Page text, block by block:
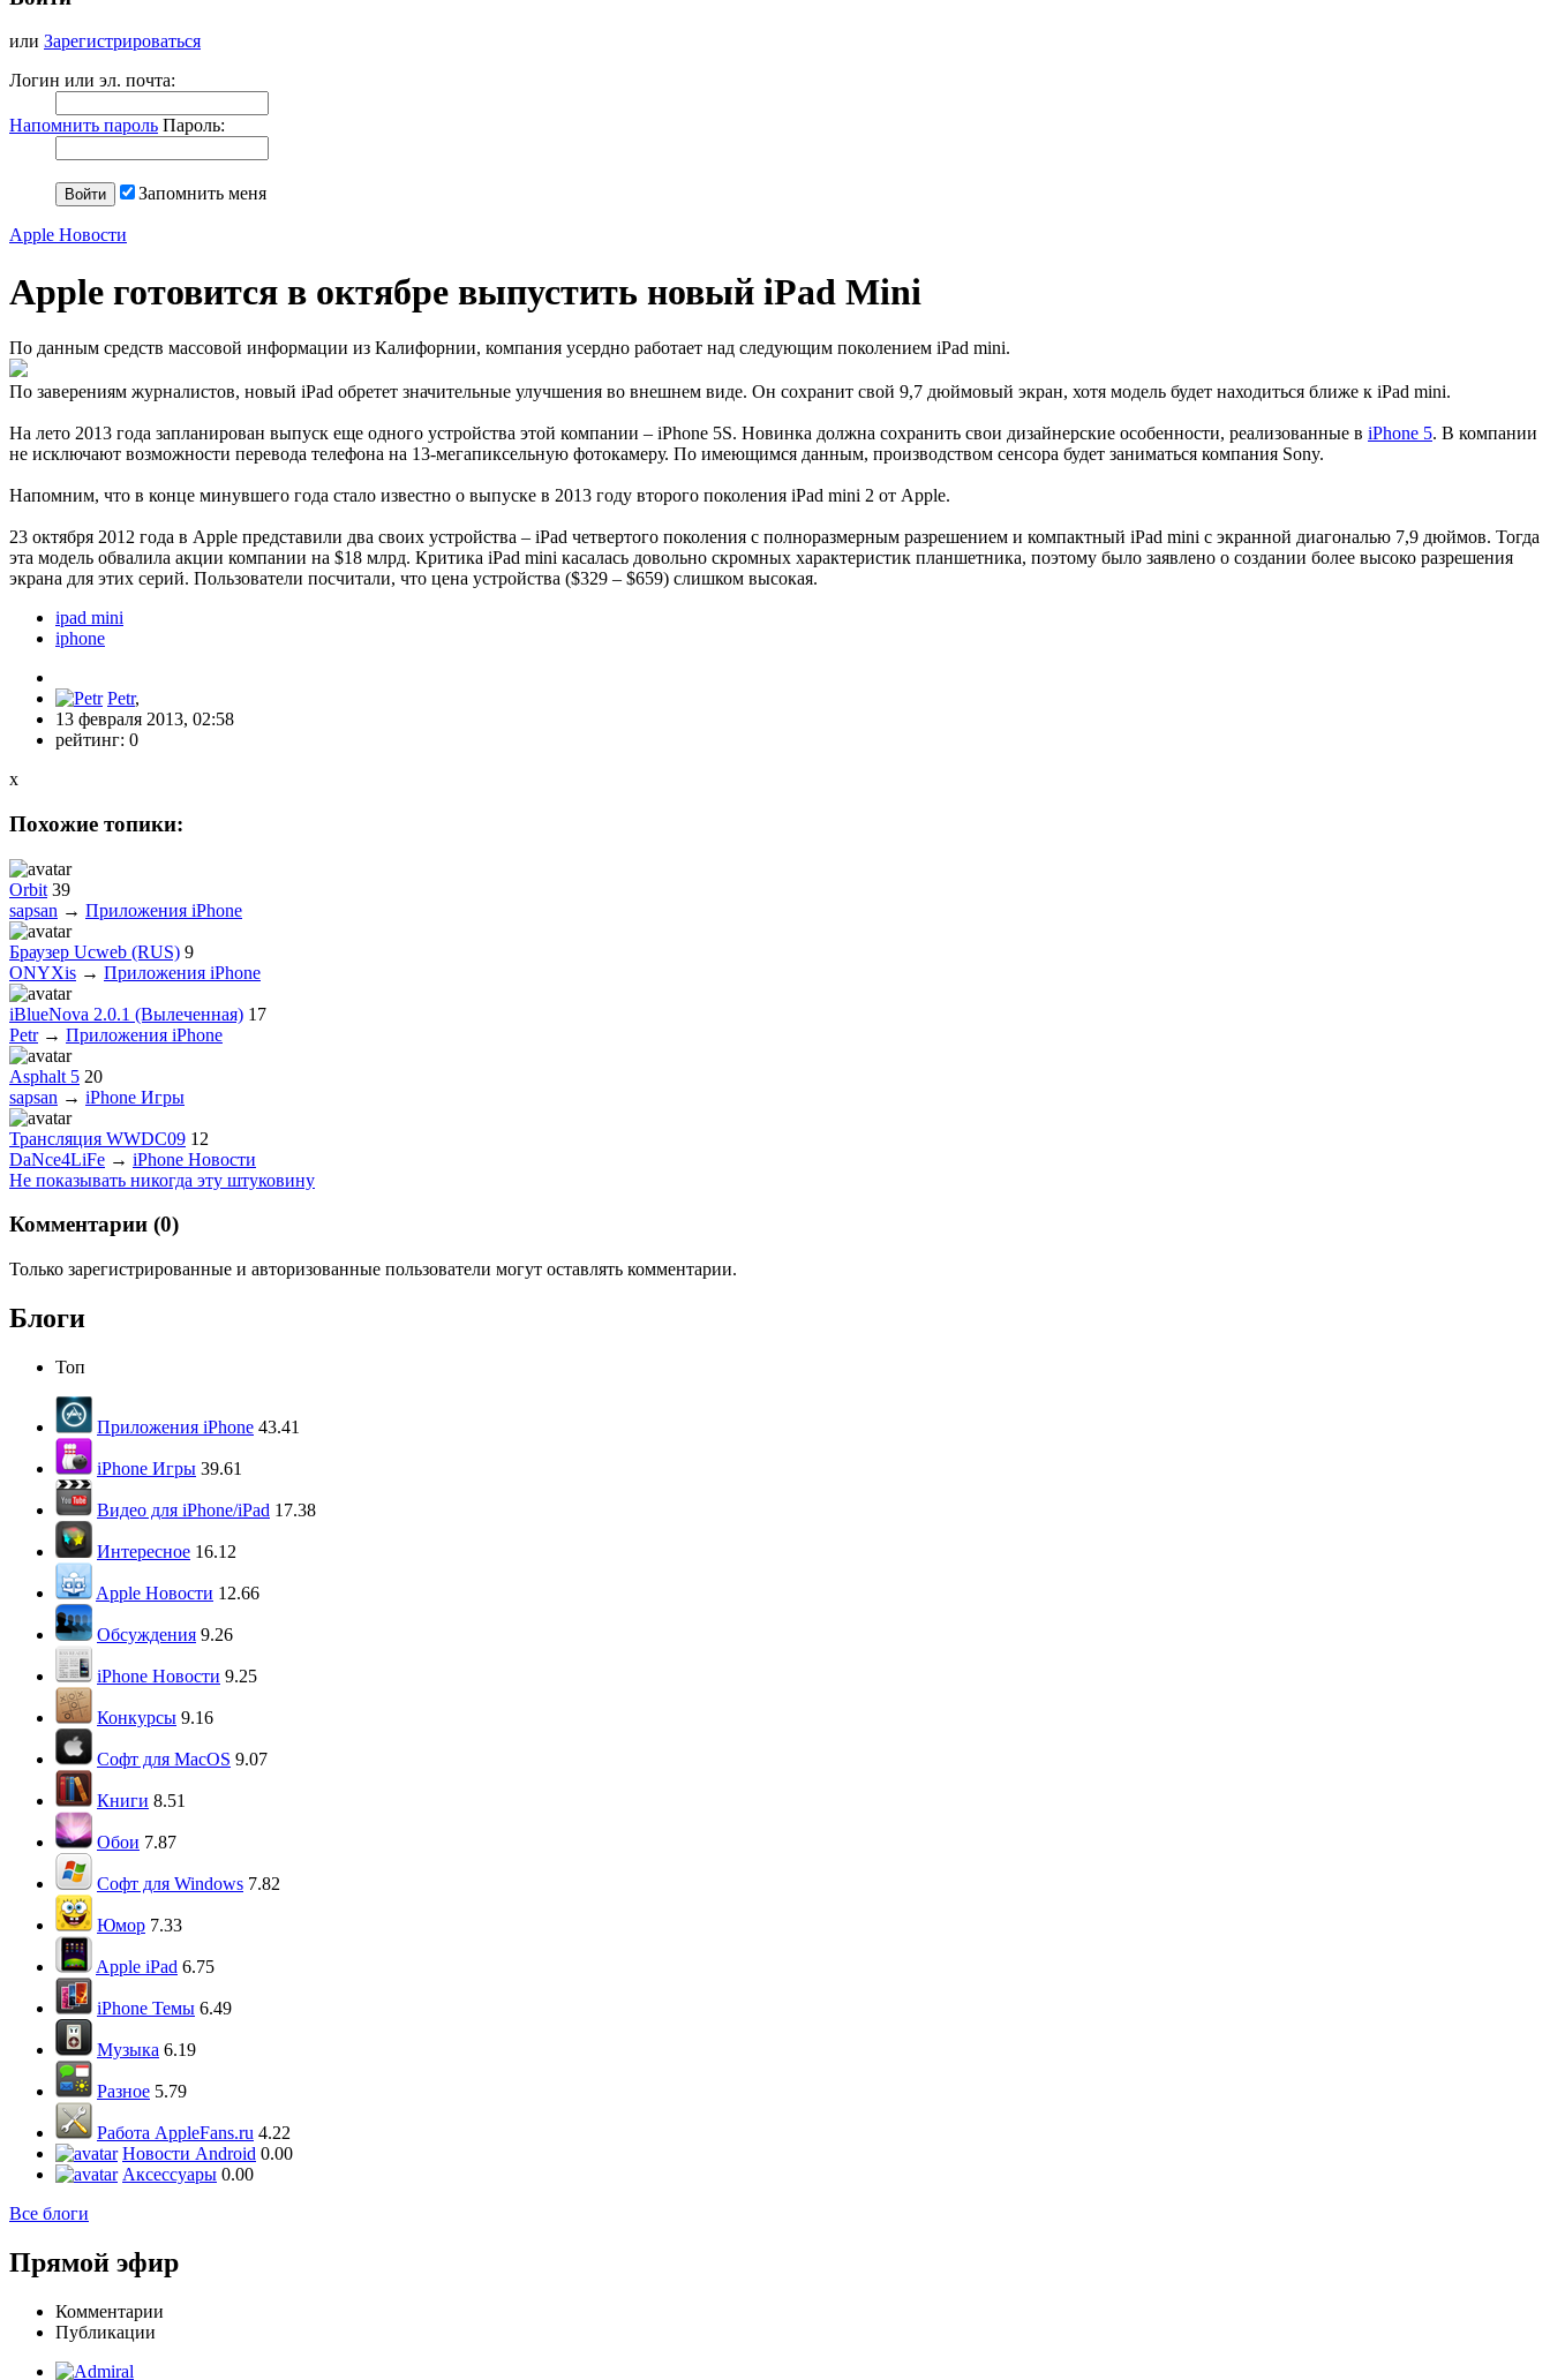
или Зарегистрироваться
Логин или эл. почта:
Напомнить пароль Пароль:
Запомнить меня
Apple Новости
Apple готовится в октябре выпустить новый iPad Mini
По данным средств массовой информации из Калифорнии, компания усердно работает над следующим поколением iPad mini.
По заверениям журналистов, новый iPad обретет значительные улучшения во внешнем виде. Он сохранит свой 9,7 дюймовый экран, хотя модель будет находиться ближе к iPad mini.
На лето 2013 года запланирован выпуск еще одного устройства этой компании – iPhone 5S. Новинка должна сохранить свои дизайнерские особенности, реализованные в iPhone 5. В компании
не исключают возможности перевода телефона на 13-мегапиксельную фотокамеру. По имеющимся данным, производством сенсора будет заниматься компания Sony.
Напомним, что в конце минувшего года стало известно о выпуске в 2013 году второго поколения iPad mini 2 от Apple.
23 октября 2012 года в Apple представили два своих устройства – iPad четвертого поколения с полноразмерным разрешением и компактный iPad mini с экранной диагональю 7,9 дюймов. Тогда
эта модель обвалила акции компании на $18 млрд. Критика iPad mini касалась довольно скромных характеристик планшетника, поэтому было заявлено о создании более высоко разрешения
экрана для этих серий. Пользователи посчитали, что цена устройства ($329 – $659) слишком высокая.
ipad mini
iphone
Petr,
13 февраля 2013, 02:58
рейтинг: 0
x
Похожие топики:
Orbit 39
sapsan → Приложения iPhone
Браузер Ucweb (RUS) 9
ONYXis → Приложения iPhone
iBlueNova 2.0.1 (Вылеченная) 17
Petr→ Приложения iPhone
Asphalt 5 20
sapsan → iPhone Игры
Трансляция WWDC09 12
DaNce4LiFe → iPhone Новости
Не показывать никогда эту штуковину
Комментарии (0)
Только зарегистрированные и авторизованные пользователи могут оставлять комментарии.
Блоги
Топ
Приложения iPhone 43.41
iPhone Игры 39.61
Видео для iPhone/iPad 17.38
Интересное 16.12
Apple Новости 12.66
Обсуждения 9.26
iPhone Новости 9.25
Конкурсы 9.16
Софт для MacOS 9.07
Книги 8.51
Обои 7.87
Софт для Windows 7.82
Юмор 7.33
Apple iPad 6.75
iPhone Темы 6.49
Музыка 6.19
Разное 5.79
Работа AppleFans.ru 4.22
Новости Android 0.00
Аксессуары 0.00
Все блоги
Прямой эфир
Комментарии
Публикации